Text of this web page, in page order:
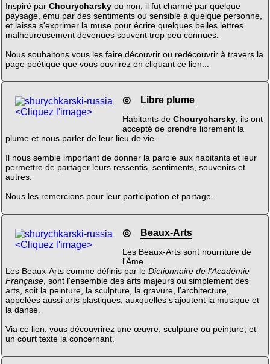
Inspiré par Chourycharskyou non, il fut charmé par quelque
paysage, ému par des sentiments ou sensible à quelque personne,
et laissa s'exprimer la muse pour écrire quelques belles lettres
malheureusement devenues souvent trop peu connues.
Nous souhaitons vous les faire découvrir ou redécouvrir à travers la
page poétique que vous ouvrirez en cliquant ce lien...
<Cliquez l'image>
◎ Libre plume
Habitants de Chourycharsky, ils ont
accepté de prendre librement la
plume et nous parler de leur lieu de vie.
Il nous semble important de donner la parole aux habitants et leur
permettre de partager leurs ressentis, sentiments, souvenirs et
autres.
Nous les remercions pour leur participation et partage.
<Cliquez l'image>
◎ Beaux-Arts
Les Beaux-Arts sont nourriture de
l'Âme...
Les Beaux-Arts comme définis par le Dictionnaire de l'Académie
Française, sont l'ensemble des arts majeurs ou simplement des
arts, soit la peinture, la sculpture, la gravure, l’architecture,
appelées aussi arts plastiques, auxquelles s’ajoutent la musique et
la danse.
Via ce lien, vous découvrirez une œuvre, sculpture ou peinture, et
un court texte la concernant.